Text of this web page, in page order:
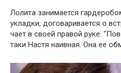
Лолита занимается
укладки, договаривается о
чает в своей правой руке.
таки Настя наивная. Она ее